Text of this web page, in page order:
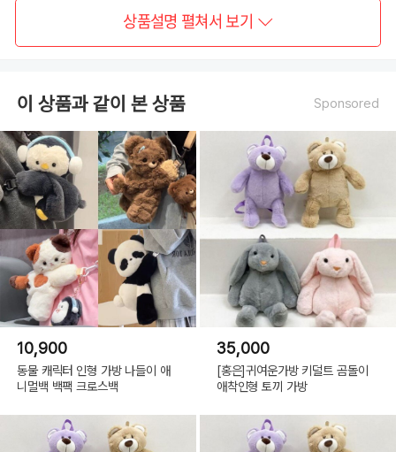
상품설명 펼쳐서 보기
이 상품과 같이 본 상품 Sponsored
10,900
동물 캐릭터 인형 가방 나들이 애
니멀백 백팩 크로스백
35,000
[홍은]귀여운가방 키덜트 곰돌이
애착인형 토끼 가방